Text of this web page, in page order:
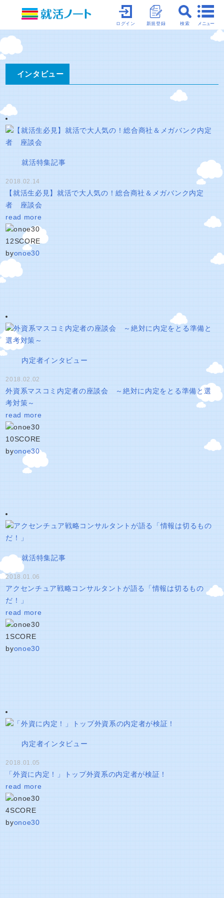
メニュー
検索
新規登録
ログイン
インタビュー
就活特集記事
2018.02.14
【就活生必見】就活で大人気の！総合商社＆メガバンク内定
者 座談会
read more
12SCORE
byonoe30
内定者インタビュー
2018.02.02
外資系マスコミ内定者の座談会 ～絶対に内定をとる準備と選
考対策～
read more
10SCORE
byonoe30
就活特集記事
2018.01.06
アクセンチュア戦略コンサルタントが語る「情報は切るもの
だ！」
read more
1SCORE
byonoe30
内定者インタビュー
2018.01.05
「外資に内定！」トップ外資系の内定者が検証！
read more
4SCORE
byonoe30